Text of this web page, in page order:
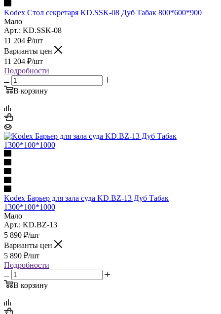
Kodex Стол секретаря KD.SSK-08 Дуб Табак 800*600*900
Мало
Арт.: KD.SSK-08
11 204 ₽/шт
Варианты цен
11 204 ₽/шт
Подробности
В корзину
Kodex Барьер для зала суда KD.BZ-13 Дуб Табак
1300*100*1000
Мало
Арт.: KD.BZ-13
5 890 ₽/шт
Варианты цен
5 890 ₽/шт
Подробности
В корзину